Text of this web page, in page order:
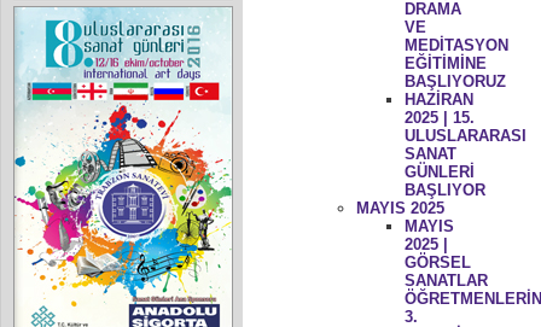
DRAMA
VE
MEDİTASYON
EĞİTİMİNE
BAŞLIYORUZ
HAZİRAN
2025 | 15.
ULUSLARARASI
SANAT
GÜNLERİ
BAŞLIYOR
MAYIS 2025
MAYIS
2025 |
GÖRSEL
SANATLAR
3.